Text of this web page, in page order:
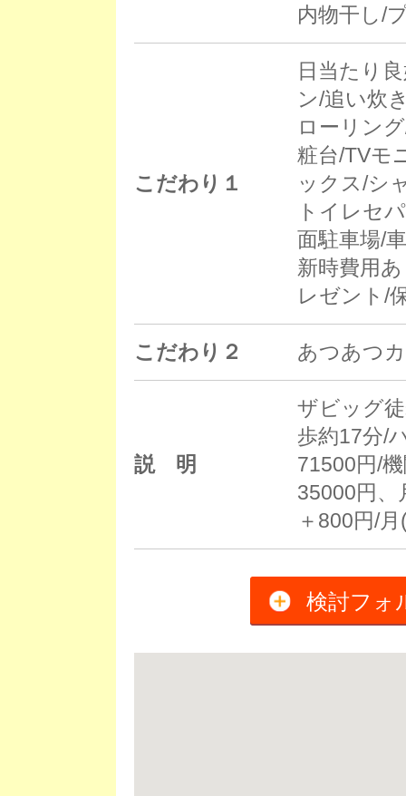
内物干し/
こだわり１
日当たり
ン/追い炊
ローリン
粧台/TVモ
ックス/シ
トイレセ
面駐車場/
新時費用
レゼント/
こだわり２ あつあつ
説 明
ザビッグ
歩約17分/
71500円/
35000円、
＋800円/
検討フォ